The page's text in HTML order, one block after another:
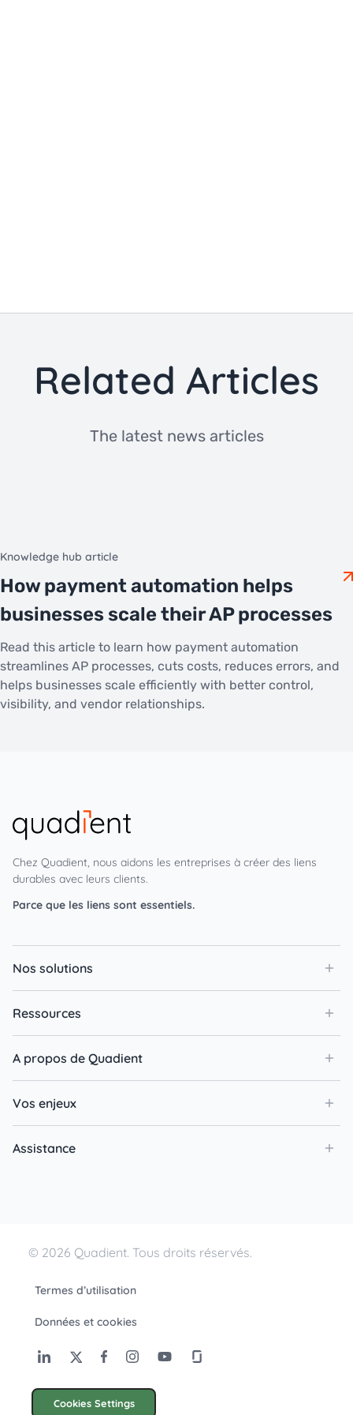
Related Articles
The latest news articles
Knowledge hub article
How payment automation helps
businesses scale their AP processes
Read this article to learn how payment automation
streamlines AP processes, cuts costs, reduces errors, and
helps businesses scale efficiently with better control,
visibility, and vendor relationships.
Chez Quadient, nous aidons les entreprises à créer des liens
durables avec leurs clients.
Parce que les liens sont essentiels.
Nos solutions
Ressources
A propos de Quadient
Vos enjeux
Assistance
© 2026 Quadient. Tous droits réservés.
Termes d’utilisation
Données et cookies
Cookies Settings